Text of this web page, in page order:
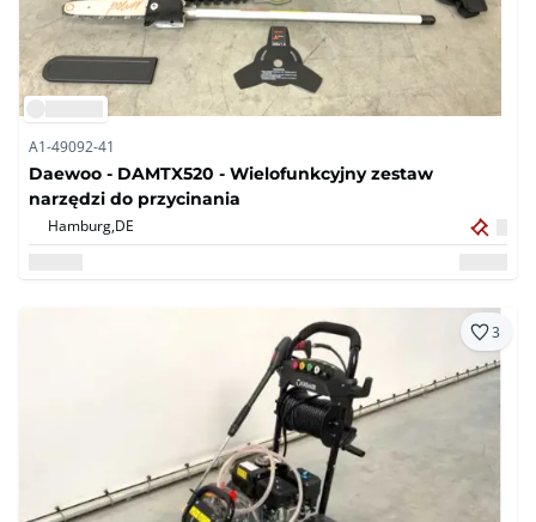
A1-49092-41
Daewoo - DAMTX520 - Wielofunkcyjny zestaw
narzędzi do przycinania
Hamburg,DE
3